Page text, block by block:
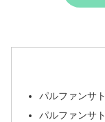
パルファンサ
パルファンサ